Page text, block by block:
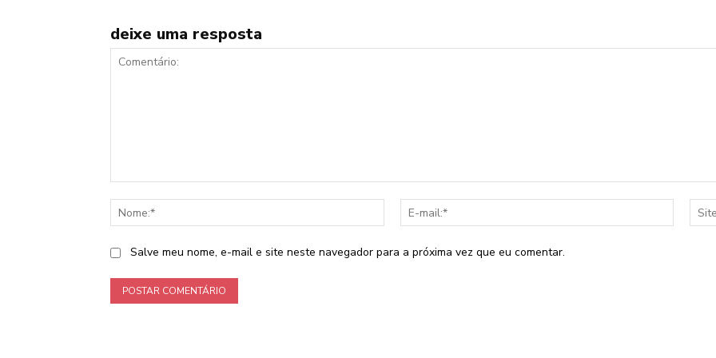
deixe uma resposta
Nome:*
mail:*
Salve meu nome, e-mail e site neste navegador para a próxima vez que eu comentar.